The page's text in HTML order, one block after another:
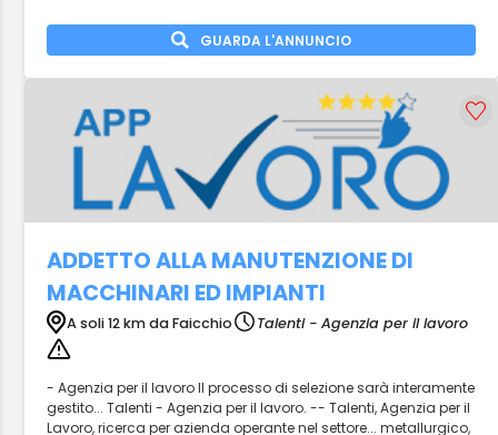
GUARDA L'ANNUNCIO
ADDETTO ALLA MANUTENZIONE DI
MACCHINARI ED IMPIANTI
A soli 12 km da Faicchio Talenti - Agenzia per il lavoro
- Agenzia per il lavoro Il processo di selezione sarà interamente
gestito... Talenti - Agenzia per il lavoro. -- Talenti, Agenzia per il
Lavoro, ricerca per azienda operante nel settore... metallurgico,